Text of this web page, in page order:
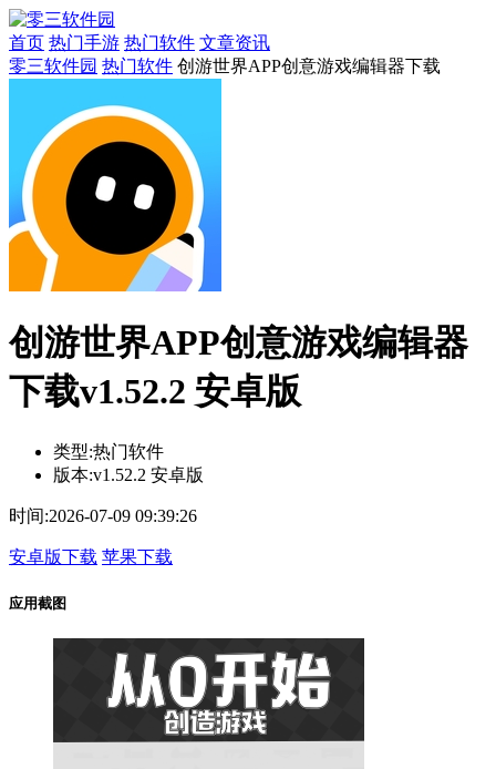
首页 热门手游 热门软件 文章资讯
零三软件园 热门软件 创游世界APP创意游戏编辑器下载
创游世界APP创意游戏编辑器
下载v1.52.2 安卓版
类型:热门软件
版本:v1.52.2 安卓版
时间:2026-07-09 09:39:26
安卓版下载 苹果下载
应用截图